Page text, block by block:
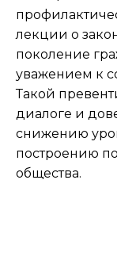
лекции о
поколение
уважением к
Такой
диалоге и
снижению
построению
общества.